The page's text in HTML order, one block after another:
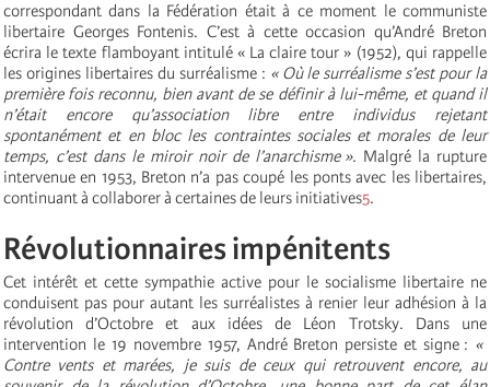
correspondant dans la Fédération était à ce moment le communiste
libertaire Georges Fontenis. C’est à cette occasion qu’André Breton
écrira le texte flamboyant intitulé « La claire tour » (1952), qui rappelle
les origines libertaires du surréalisme : « Où le surréalisme s’est pour la
première fois reconnu, bien avant de se définir à lui-même, et quand il
n’était encore qu’association libre entre individus rejetant
spontanément et en bloc les contraintes sociales et morales de leur
temps, c’est dans le miroir noir de l’anarchisme ». Malgré la rupture
intervenue en 1953, Breton n’a pas coupé les ponts avec les libertaires,
continuant à collaborer à certaines de leurs initiatives5.
Révolutionnaires impénitents
Cet intérêt et cette sympathie active pour le socialisme libertaire ne
conduisent pas pour autant les surréalistes à renier leur adhésion à la
révolution d’Octobre et aux idées de Léon Trotsky. Dans une
intervention le 19 novembre 1957, André Breton persiste et signe : «
Contre vents et marées, je suis de ceux qui retrouvent encore, au